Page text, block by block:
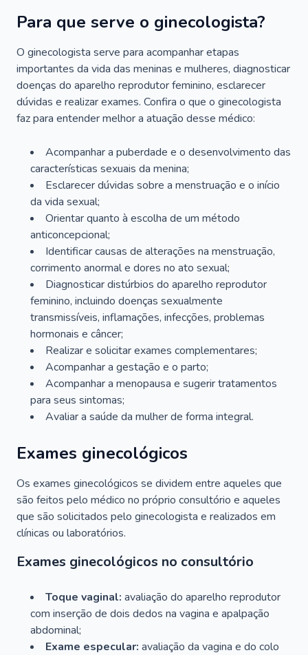
Para que serve o ginecologista?
O ginecologista serve para acompanhar etapas
importantes da vida das meninas e mulheres, diagnosticar
doenças do aparelho reprodutor feminino, esclarecer
dúvidas e realizar exames. Confira o que o ginecologista
faz para entender melhor a atuação desse médico:
Acompanhar a puberdade e o desenvolvimento das
características sexuais da menina;
Esclarecer dúvidas sobre a menstruação e o início
da vida sexual;
Orientar quanto à escolha de um método
anticoncepcional;
Identificar causas de alterações na menstruação,
corrimento anormal e dores no ato sexual;
Diagnosticar distúrbios do aparelho reprodutor
feminino, incluindo doenças sexualmente
transmissíveis, inflamações, infecções, problemas
hormonais e câncer;
Realizar e solicitar exames complementares;
Acompanhar a gestação e o parto;
Acompanhar a menopausa e sugerir tratamentos
para seus sintomas;
Avaliar a saúde da mulher de forma integral.
Exames ginecológicos
Os exames ginecológicos se dividem entre aqueles que
são feitos pelo médico no próprio consultório e aqueles
que são solicitados pelo ginecologista e realizados em
clínicas ou laboratórios.
Exames ginecológicos no consultório
Toque vaginal: avaliação do aparelho reprodutor
com inserção de dois dedos na vagina e apalpação
abdominal;
Exame especular: avaliação da vagina e do colo